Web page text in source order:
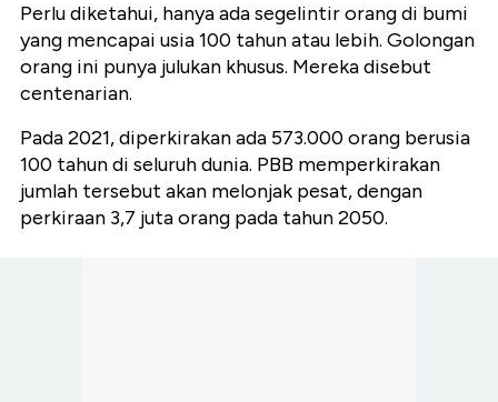
Perlu diketahui, hanya ada segelintir orang di bumi
yang mencapai usia 100 tahun atau lebih. Golongan
orang ini punya julukan khusus. Mereka disebut
centenarian.
Pada 2021, diperkirakan ada 573.000 orang berusia
100 tahun di seluruh dunia. PBB memperkirakan
jumlah tersebut akan melonjak pesat, dengan
perkiraan 3,7 juta orang pada tahun 2050.